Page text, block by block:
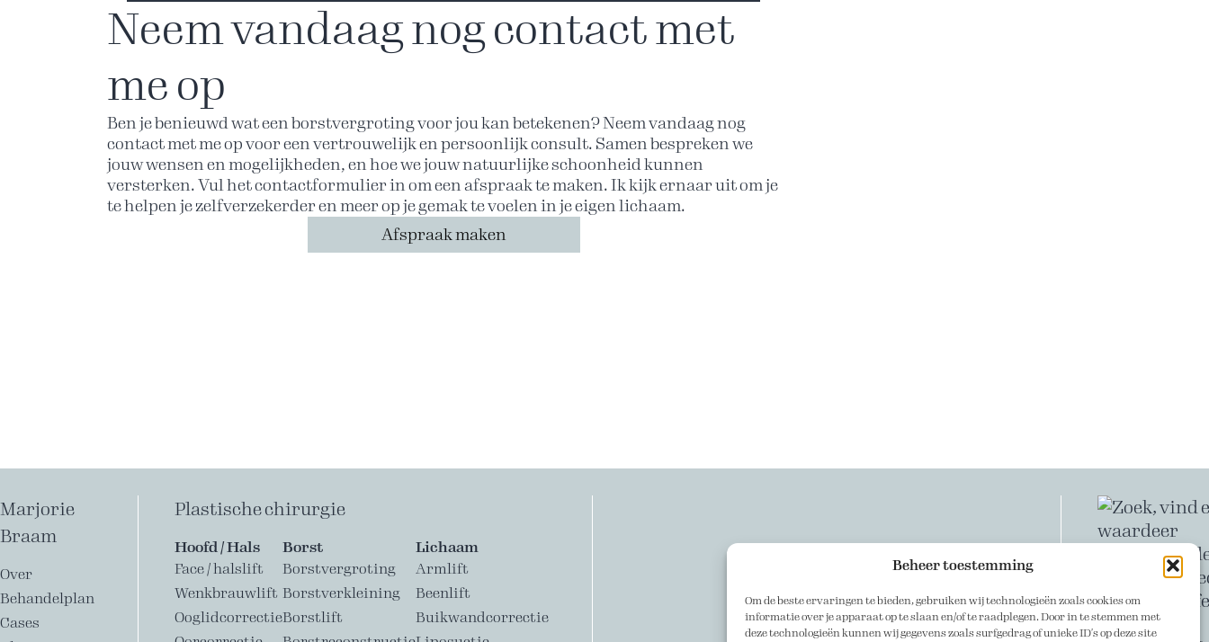
Beheer toestemming
Om de beste ervaringen te bieden, gebruiken wij technologieën zoals cookies om
informatie over je apparaat op te slaan en/of te raadplegen. Door in te stemmen met
deze technologieën kunnen wij gegevens zoals surfgedrag of unieke ID's op deze site
Neem vandaag nog contact met
me op
Ben je benieuwd wat een borstvergroting voor jou kan betekenen? Neem vandaag nog
contact met me op voor een vertrouwelijk en persoonlijk consult. Samen bespreken we
jouw wensen en mogelijkheden, en hoe we jouw natuurlijke schoonheid kunnen
versterken. Vul het contactformulier in om een afspraak te maken. Ik kijk ernaar uit om je
te helpen je zelfverzekerder en meer op je gemak te voelen in je eigen lichaam.
Afspraak maken
Marjorie
Braam
Over
Behandelplan
Cases
Plastische chirurgie
Hoofd / Hals
Face / halslift
Wenkbrauwlift
Ooglidcorrectie
Borst
Borstvergroting
Borstverkleining
Borstlift
Lichaam
Armlift
Beenlift
Buikwandcorrectie